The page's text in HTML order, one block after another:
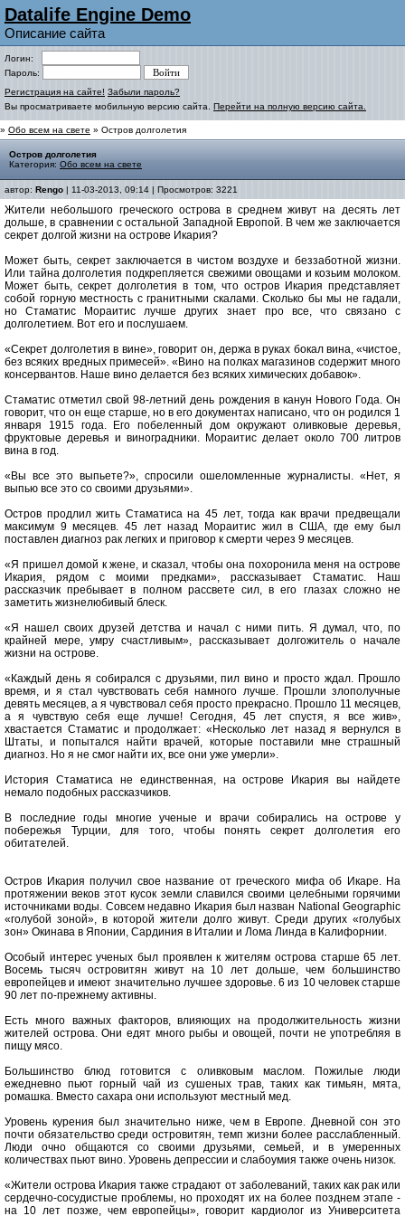
Datalife Engine Demo
Описание сайта
Логин:
Пароль:
Регистрация на сайте! Забыли пароль?
Вы просматриваете мобильную версию сайта. Перейти на полную версию сайта.
» Обо всем на свете » Остров долголетия
Остров долголетия
Категория: Обо всем на свете
автор: Rengo | 11-03-2013, 09:14 | Просмотров: 3221
Жители небольшого греческого острова в среднем живут на десять лет
дольше, в сравнении с остальной Западной Европой. В чем же заключается
секрет долгой жизни на острове Икария?
Может быть, секрет заключается в чистом воздухе и беззаботной жизни.
Или тайна долголетия подкрепляется свежими овощами и козьим молоком.
Может быть, секрет долголетия в том, что остров Икария представляет
собой горную местность с гранитными скалами. Сколько бы мы не гадали,
но Стаматис Мораитис лучше других знает про все, что связано с
долголетием. Вот его и послушаем.
«Секрет долголетия в вине», говорит он, держа в руках бокал вина, «чистое,
без всяких вредных примесей». «Вино на полках магазинов содержит много
консервантов. Наше вино делается без всяких химических добавок».
Стаматис отметил свой 98-летний день рождения в канун Нового Года. Он
говорит, что он еще старше, но в его документах написано, что он родился 1
января 1915 года. Его побеленный дом окружают оливковые деревья,
фруктовые деревья и виноградники. Мораитис делает около 700 литров
вина в год.
«Вы все это выпьете?», спросили ошеломленные журналисты. «Нет, я
выпью все это со своими друзьями».
Остров продлил жить Стаматиса на 45 лет, тогда как врачи предвещали
максимум 9 месяцев. 45 лет назад Мораитис жил в США, где ему был
поставлен диагноз рак легких и приговор к смерти через 9 месяцев.
«Я пришел домой к жене, и сказал, чтобы она похоронила меня на острове
Икария, рядом с моими предками», рассказывает Стаматис. Наш
рассказчик пребывает в полном рассвете сил, в его глазах сложно не
заметить жизнелюбивый блеск.
«Я нашел своих друзей детства и начал с ними пить. Я думал, что, по
крайней мере, умру счастливым», рассказывает долгожитель о начале
жизни на острове.
«Каждый день я собирался с друзьями, пил вино и просто ждал. Прошло
время, и я стал чувствовать себя намного лучше. Прошли злополучные
девять месяцев, а я чувствовал себя просто прекрасно. Прошло 11 месяцев,
а я чувствую себя еще лучше! Сегодня, 45 лет спустя, я все жив»,
хвастается Стаматис и продолжает: «Несколько лет назад я вернулся в
Штаты, и попытался найти врачей, которые поставили мне страшный
диагноз. Но я не смог найти их, все они уже умерли».
История Стаматиса не единственная, на острове Икария вы найдете
немало подобных рассказчиков.
В последние годы многие ученые и врачи собирались на острове у
побережья Турции, для того, чтобы понять секрет долголетия его
обитателей.
Остров Икария получил свое название от греческого мифа об Икаре. На
протяжении веков этот кусок земли славился своими целебными горячими
источниками воды. Совсем недавно Икария был назван National Geographic
«голубой зоной», в которой жители долго живут. Среди других «голубых
зон» Окинава в Японии, Сардиния в Италии и Лома Линда в Калифорнии.
Особый интерес ученых был проявлен к жителям острова старше 65 лет.
Восемь тысяч островитян живут на 10 лет дольше, чем большинство
европейцев и имеют значительно лучшее здоровье. 6 из 10 человек старше
90 лет по-прежнему активны.
Есть много важных факторов, влияющих на продолжительность жизни
жителей острова. Они едят много рыбы и овощей, почти не употребляя в
пищу мясо.
Большинство блюд готовится с оливковым маслом. Пожилые люди
ежедневно пьют горный чай из сушеных трав, таких как тимьян, мята,
ромашка. Вместо сахара они используют местный мед.
Уровень курения был значительно ниже, чем в Европе. Дневной сон это
почти обязательство среди островитян, темп жизни более расслабленный.
Люди очно общаются со своими друзьями, семьей, и в умеренных
количествах пьют вино. Уровень депрессии и слабоумия также очень низок.
«Жители острова Икария также страдают от заболеваний, таких как рак или
сердечно-сосудистые проблемы, но проходят их на более позднем этапе -
на 10 лет позже, чем европейцы», говорит кардиолог из Университета